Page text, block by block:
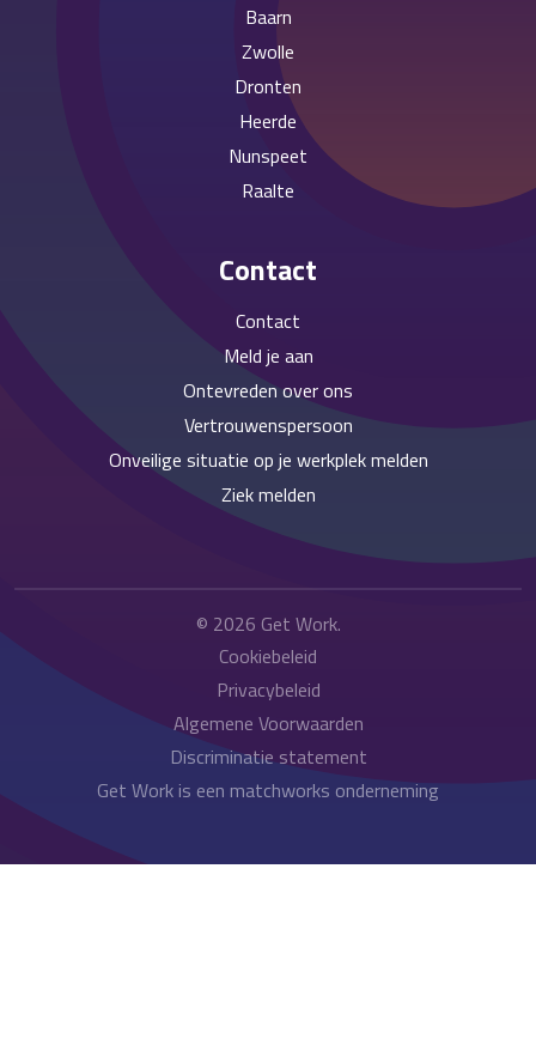
Baarn
Zwolle
Dronten
Heerde
Nunspeet
Raalte
Contact
Contact
Meld je aan
Ontevreden over ons
Vertrouwenspersoon
Onveilige situatie op je werkplek melden
Ziek melden
© 2026 Get Work.
Cookiebeleid
Privacybeleid
Algemene Voorwaarden
Discriminatie statement
Get Work is een matchworks onderneming